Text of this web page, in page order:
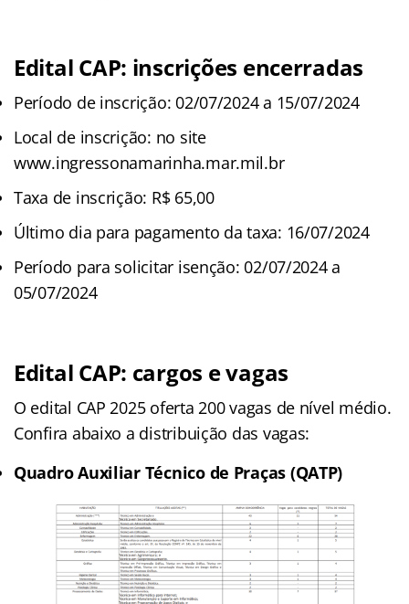
Edital CAP: inscrições encerradas
Período de inscrição: 02/07/2024 a 15/07/2024
Local de inscrição: no site
www.ingressonamarinha.mar.mil.br
Taxa de inscrição: R$ 65,00
Último dia para pagamento da taxa: 16/07/2024
Período para solicitar isenção: 02/07/2024 a
05/07/2024
Edital CAP: cargos e vagas
O edital CAP 2025 oferta 200 vagas de nível médio.
Confira abaixo a distribuição das vagas:
Quadro Auxiliar Técnico de Praças (QATP)